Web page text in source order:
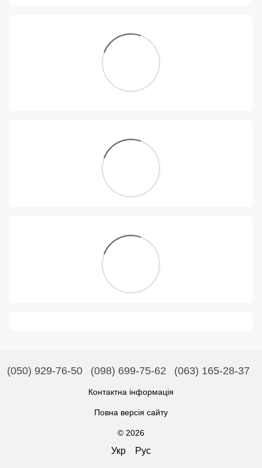
(050) 929-76-50 (098) 699-75-62 (063) 165-28-37
Контактна інформація
Повна версія сайту
© 2026
Укр Рус